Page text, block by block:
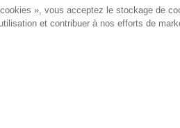
| Nederland
», vous acceptez le stockage de
et contribuer à nos efforts de